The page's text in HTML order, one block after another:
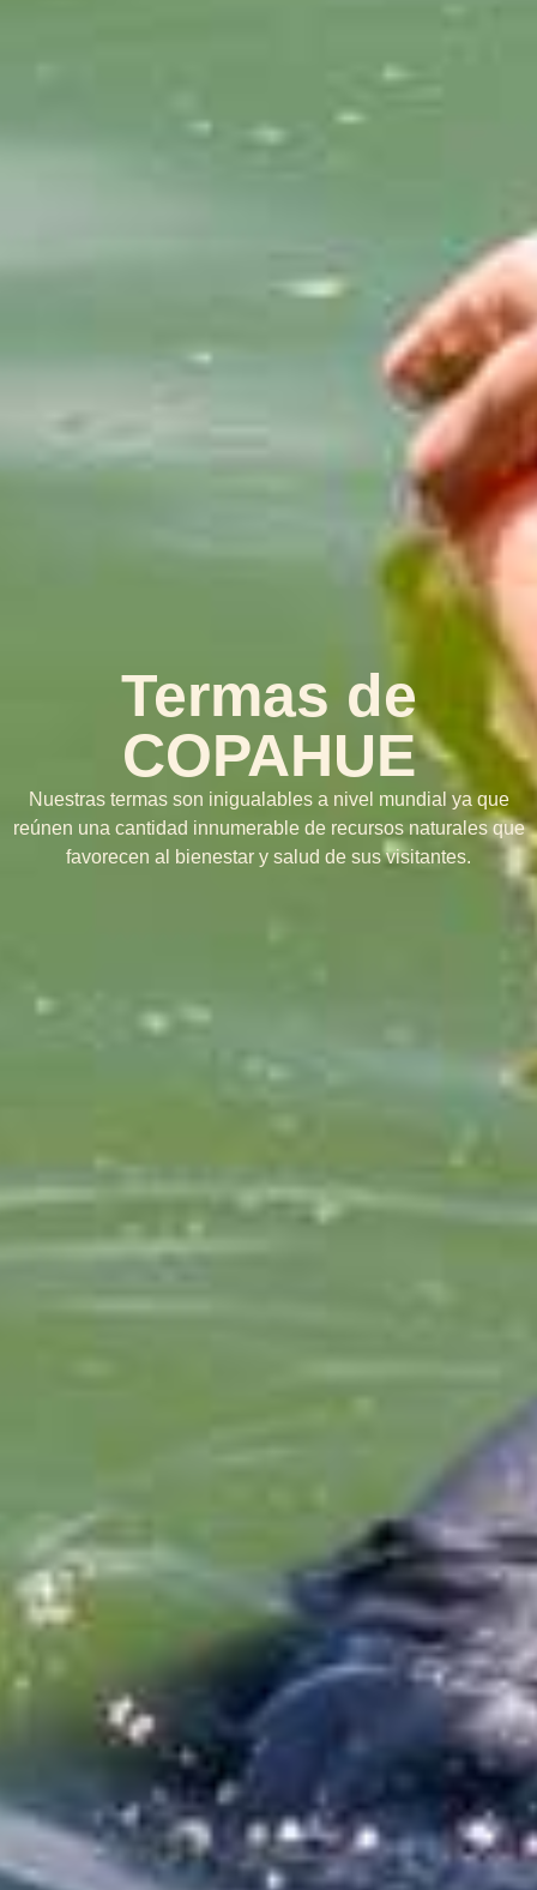
Termas de
COPAHUE
Nuestras termas son inigualables a nivel mundial ya que
reúnen una cantidad innumerable de recursos naturales que
favorecen al bienestar y salud de sus visitantes.